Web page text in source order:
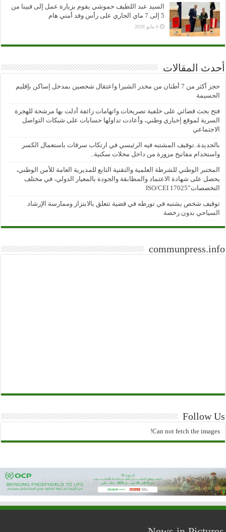
السيد عبد اللطيف حموشي يقوم بزيارة عمل إلى فيينا من
5 إلى 7 ماي الجاري على رأس وفد أمني هام
6 مايو 2026
أحدث المقالات
حجز أكثر من 7 أطنان من مخدر الشيرا واعتقال شخصين بمدخل إساكن بإقليم
الحسيمة
فتح بحث قضائي على خلفية تصريحات واتهامات زائفة أدلت بها مرشحة للهجرة
السرية لموقع إخباري وطني، وأعادت تداولها حسابات على شبكات التواصل
الاجتماعي
بالجديدة..توقيف المشتبه فيه الرئيسي في ارتكاب سرقات باستعمال الكسر
واستخدام مفاتيح مزورة من داخل محلات سكنية..
المختبر الوطني للشرطة العلمية والتقنية التابع للمديرية العامة للأمن الوطني،
يحصل على شهادة الاعتماد والمطابقة والجودة بالمعيار الدولي، في مختلف
التخصصات”ISO/CEI 17025
توقيف شخص يشتبه في تورطه في قضية تتعلق بالابتزاز وممارسة الإرشاد
السياحي بدون رخصة
communpress.info
Follow Us
Can not fetch the images!